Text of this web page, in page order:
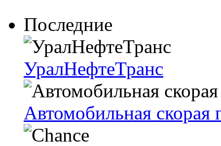
Последние
УралНефтеТранс
Автомобильная